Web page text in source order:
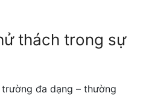
thách trong sự
đa dạng – thường